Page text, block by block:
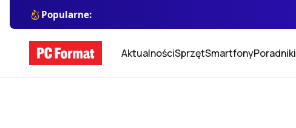
Popularne:
AktualnościSprzętSmartfonyPoradniki